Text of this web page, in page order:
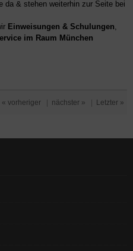
da & stehen weiterhin zur Seite bei
Einweisungen & Schulungen,
im Raum München
« vorheriger nächster » Letzter »